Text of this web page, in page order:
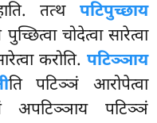
तत्थ पटिपुच्छाय
पुच्छित्वा चोदेत्वा सारेत्वा
करोति. पटिञ्ञाय
ति पटिञ्ञं आरोपेत्वा
अपटिञ्ञाय पटिञ्ञं